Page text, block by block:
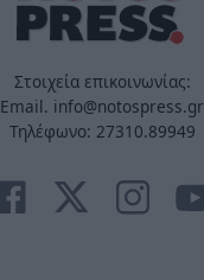
Στοιχεία επικοινωνίας:
Email. info@notospress.gr
Τηλέφωνο: 27310.89949